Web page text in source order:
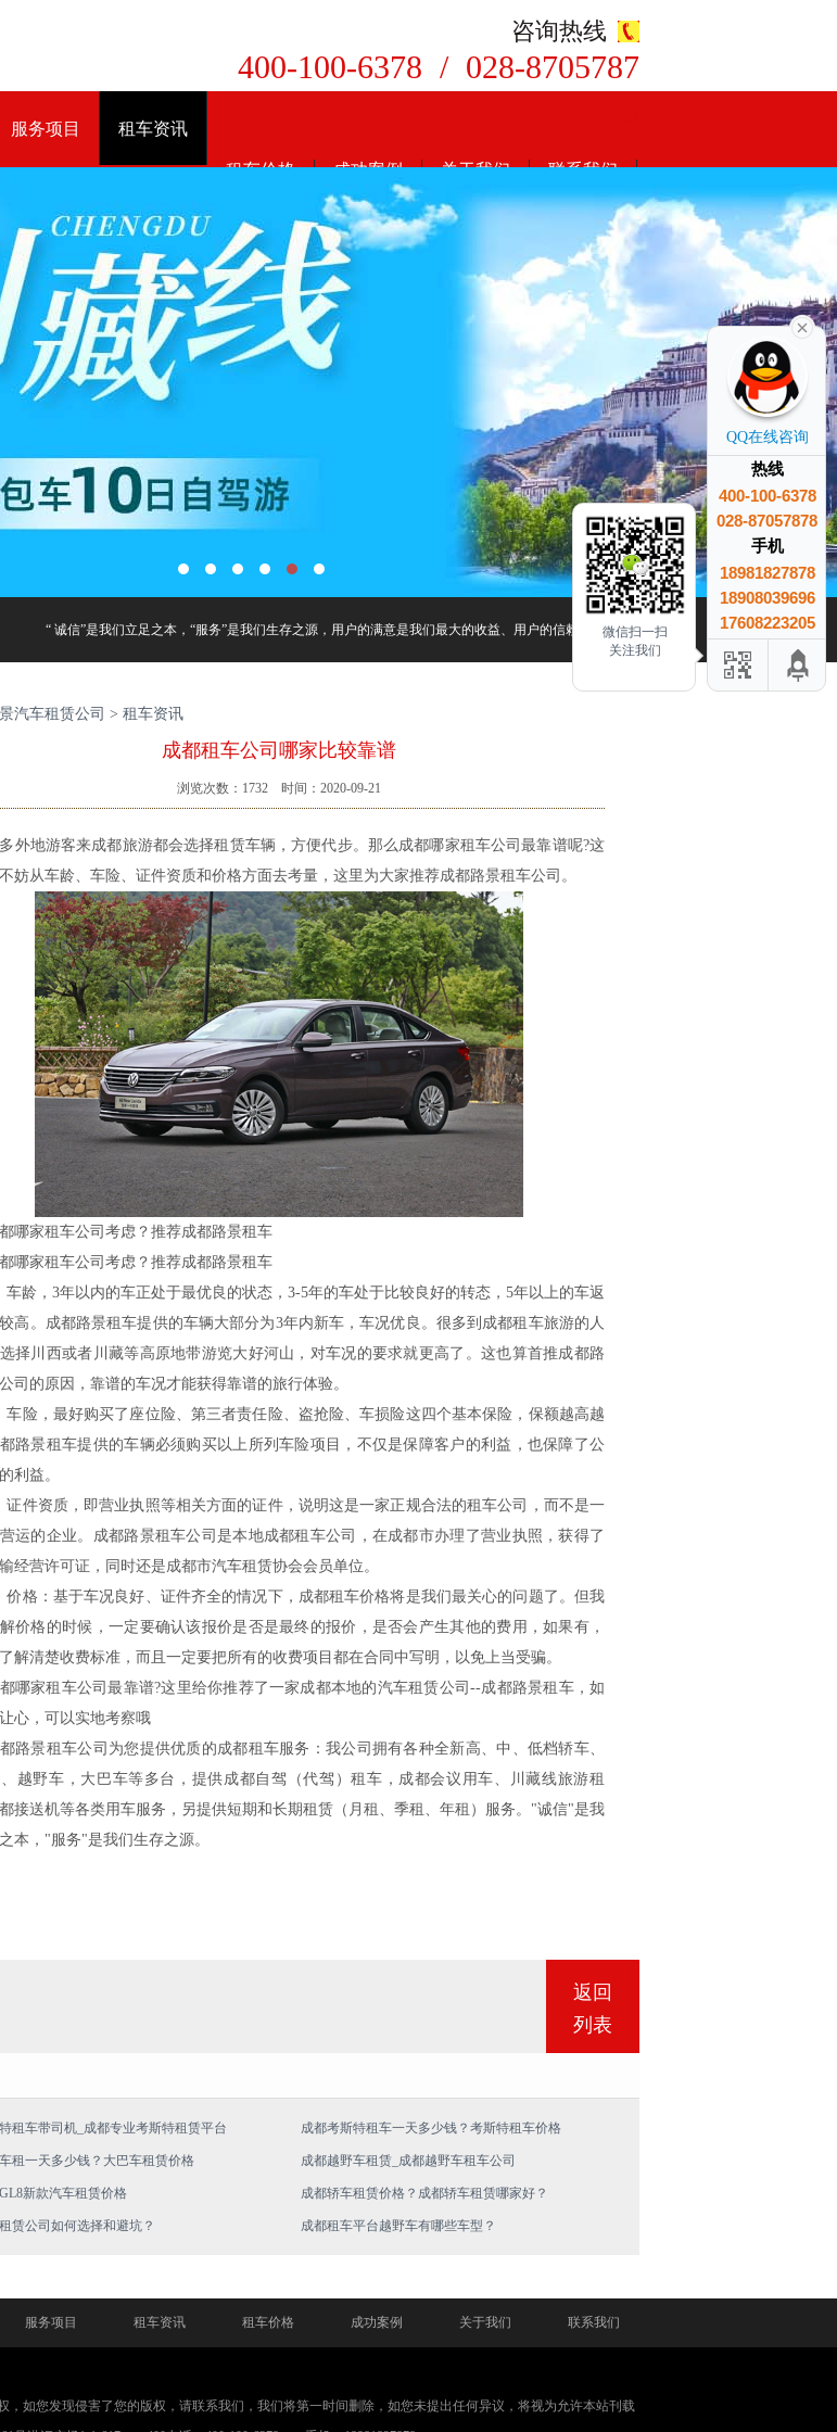
咨询热线
400-100-6378 / 028-8705787
服务项目 租车资讯
租车价格 成功案例 关于我们 联系我们
“ 诚信”是我们立足之本，“服务”是我们生存之源，用户的满意是我们最大的收益、用户的信赖是我们最大的成就.
汽车租赁公司 > 租车资讯
成都租车公司哪家比较靠谱
浏览次数： 1732 时间：2020-09-21
地游客来成都旅游都会选择租赁车辆，方便代步。那么成都哪家租车公司最靠谱呢?这
妨从车龄、车险、证件资质和价格方面去考量，这里为大家推荐成都路景租车公司。
家租车公司考虑？推荐成都路景租车
家租车公司考虑？推荐成都路景租车
，3年以内的车正处于最优良的状态，3-5年的车处于比较良好的转态，5年以上的车返
高。成都路景租车提供的车辆大部分为3年内新车，车况优良。很多到成都租车旅游的人
择川西或者川藏等高原地带游览大好河山，对车况的要求就更高了。这也算首推成都路
司的原因，靠谱的车况才能获得靠谱的旅行体验。
，最好购买了座位险、第三者责任险、盗抢险、车损险这四个基本保险，保额越高越
路景租车提供的车辆必须购买以上所列车险项目，不仅是保障客户的利益，也保障了公
利益。
资质，即营业执照等相关方面的证件，说明这是一家正规合法的租车公司，而不是一
运的企业。成都路景租车公司是本地成都租车公司，在成都市办理了营业执照，获得了
经营许可证，同时还是成都市汽车租赁协会会员单位。
：基于车况良好、证件齐全的情况下，成都租车价格将是我们最关心的问题了。但我
价格的时候，一定要确认该报价是否是最终的报价，是否会产生其他的费用，如果有，
解清楚收费标准，而且一定要把所有的收费项目都在合同中写明，以免上当受骗。
家租车公司最靠谱?这里给你推荐了一家成都本地的汽车租赁公司--成都路景租车，如
心，可以实地考察哦
景租车公司为您提供优质的成都租车服务：我公司拥有各种全新高、中、低档轿车、
越野车，大巴车等多台，提供成都自驾（代驾）租车，成都会议用车、川藏线旅游租
接送机等各类用车服务，另提供短期和长期租赁（月租、季租、年租）服务。"诚信"是我
本，"服务"是我们生存之源。
返回
列表
租车带司机_成都专业考斯特租赁平台 成都考斯特租车一天多少钱？考斯特租车价格
租一天多少钱？大巴车租赁价格 成都越野车租赁_成都越野车租车公司
新款汽车租赁价格 成都轿车租赁价格？成都轿车租赁哪家好？
赁公司如何选择和避坑？ 成都租车平台越野车有哪些车型？
服务项目 租车资讯 租车价格 成功案例 关于我们 联系我们
如您发现侵害了您的版权，请联系我们，我们将第一时间删除，如您未提出任何异议，将视为允许本站刊载
QQ在线咨询
热线
400-100-6378
028-87057878
手机
18981827878
18908039696
17608223205
微信扫一扫
关注我们